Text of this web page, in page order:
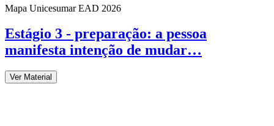
Mapa Unicesumar EAD 2026
Estágio 3 - preparação: a pessoa
manifesta intenção de mudar…
Ver Material